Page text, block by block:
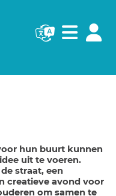
Navigatie
hun buurt kunnen
uit te voeren.
straat, een
creatieve avond voor
om samen te